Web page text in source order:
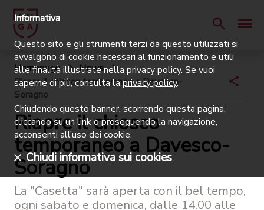
Homepage
News
Riapre il chiosco temporaneo a Davesco-
Soragno
Riapre il chiosco
temporaneo a Davesco-
Soragno
La "Casetta" sarà aperta con il bel tempo,
ogni sabato e domenica, dalle 14.00 alle
Informativa
Questo sito e gli strumenti terzi da questo utilizzati si
avvalgono di cookie necessari al funzionamento e utili
alle finalità illustrate nella privacy policy. Se vuoi
saperne di più, consulta laprivacy policy.
Chiudendo questo banner, scorrendo questa pagina,
cliccando su un link o proseguendo la navigazione,
acconsenti all’uso dei cookie.
Chiudi informativa sui cookies